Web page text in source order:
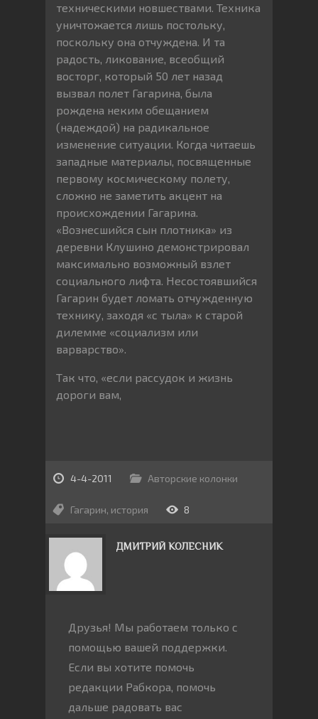
техническими новшествами. Техника
уничтожается лишь постольку,
поскольку она отчуждена. И та
радость, ликование, всеобщий
восторг, который 50 лет назад
вызвал полет Гагарина, была
рождена неким обещанием
(надеждой) на радикальное
изменение ситуации. Когда читаешь
западные материалы, посвященные
первому космическому полету,
сложно не заметить акцент на
происхождении Гагарина.
«Вознесшийся сын плотника» из
деревни Клушино демонстрировал
максимально возможный взлет
социального лифта. Несостоявшийся
Гагарин будет ломать отчужденную
технику, заходя «с тыла» к старой
дилемме «социализм или
варварство».
Так что, «если рассудок и жизнь
дороги вам,
4-4-2011 Авторские колонки
Гагарин, история 8
ДМИТРИЙ КОЛЕСНИК
Друзья! Мы работаем только с
помощью вашей поддержки.
Если вы хотите помочь
редакции Рабкора, помочь
дальше радовать вас